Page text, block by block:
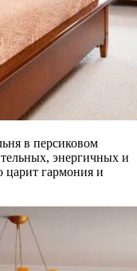
в персиковом
энергичных и
гармония и